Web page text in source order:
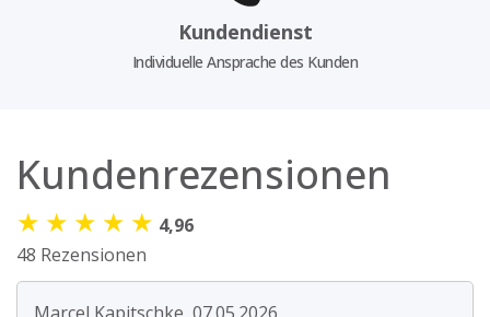
Kundendienst
Individuelle Ansprache des Kunden
Kundenrezensionen
★ ★ ★ ★ ★ 4,96
48 Rezensionen